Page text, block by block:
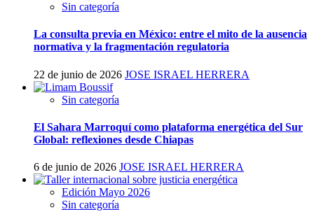
Sin categoría
La consulta previa en México: entre el mito de la ausencia
normativa y la fragmentación regulatoria
22 de junio de 2026 JOSE ISRAEL HERRERA
Sin categoría
El Sahara Marroquí como plataforma energética del Sur
Global: reflexiones desde Chiapas
6 de junio de 2026 JOSE ISRAEL HERRERA
Edición Mayo 2026
Sin categoría